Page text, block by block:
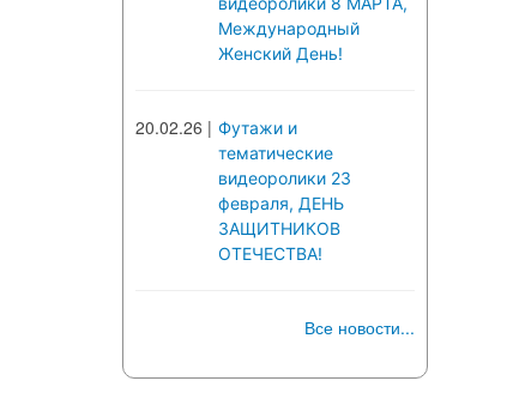
Международный
Женский День!
20.02.26 | Футажи и
тематические
видеоролики 23
февраля, ДЕНЬ
ЗАЩИТНИКОВ
ОТЕЧЕСТВА!
Все новости...